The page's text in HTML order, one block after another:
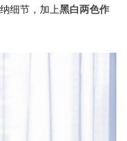
细节，加上黑白两色作